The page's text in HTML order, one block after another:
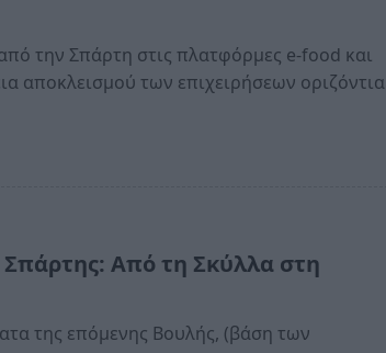
την Σπάρτη στις πλατφόρμες e-food και
αποκλεισμού των επιχειρήσεων οριζόντια
Σπάρτης: Από τη Σκύλλα στη
της επόμενης Βουλής, (βάση των